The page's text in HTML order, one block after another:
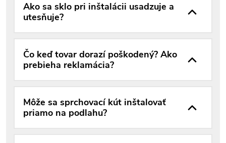
Ako sa sklo pri inštalácii usadzuje a
utesňuje?
Čo keď tovar dorazí poškodený? Ako
prebieha reklamácia?
Môže sa sprchovací kút inštalovať
priamo na podlahu?